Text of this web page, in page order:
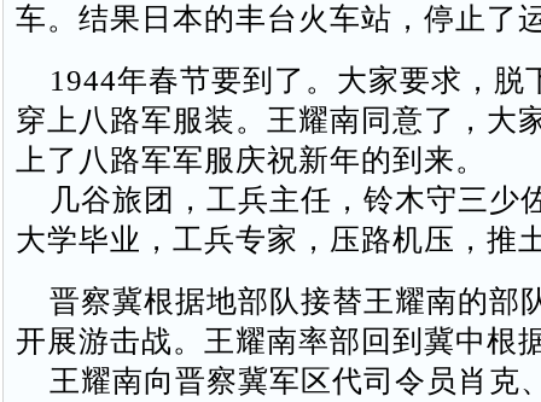
车。结果日本的丰台火车站，停止了
1944年春节要到了。大家要求，脱
穿上八路军服装。王耀南同意了，大
上了八路军军服庆祝新年的到来。
几谷旅团，工兵主任，铃木守三少
大学毕业，工兵专家，压路机压，推
晋察冀根据地部队接替王耀南的部
开展游击战。王耀南率部回到冀中根
王耀南向晋察冀军区代司令员肖克